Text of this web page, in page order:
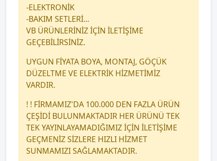
-ELEKTRONİK
-BAKIM SETLERİ...
VB ÜRÜNLERİNİZ İÇİN İLETİŞİME
GEÇEBİLİRSİNİZ.
UYGUN FİYATA BOYA, MONTAJ, GÖÇÜK
DÜZELTME VE ELEKTRİK HİZMETİMİZ
VARDIR.
! ! FİRMAMIZ'DA 100.000 DEN FAZLA ÜRÜN
ÇEŞİDİ BULUNMAKTADIR HER ÜRÜNÜ TEK
TEK YAYINLAYAMADIĞIMIZ İÇİN İLETİŞİME
GEÇMENİZ SİZLERE HIZLI HİZMET
SUNMAMIZI SAĞLAMAKTADIR.